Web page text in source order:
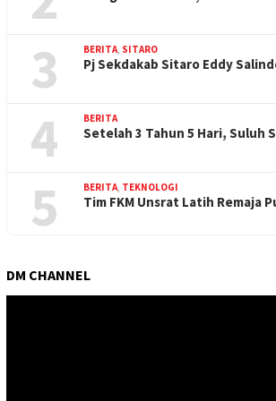
3 BERITA, SITARO
Pj Sekdakab Sitaro Eddy
4 BERITA
Setelah 3 Tahun 5 Hari, Suluh
5 BERITA, TEKNOLOGI
Tim FKM Unsrat Latih Remaja
DM CHANNEL